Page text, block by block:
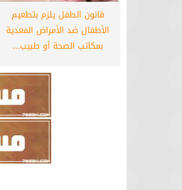
قانون الطفل يلزم بتطعيم
الأطفال ضد الأمراض المعدية
بمكاتب الصحة أو طبيب...
برشلونة يستعيد سلاحا مهما بعد صدمة